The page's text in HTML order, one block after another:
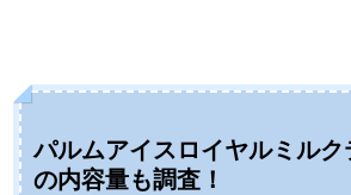
パルムアイスロイヤルミル
の内容量も調査！